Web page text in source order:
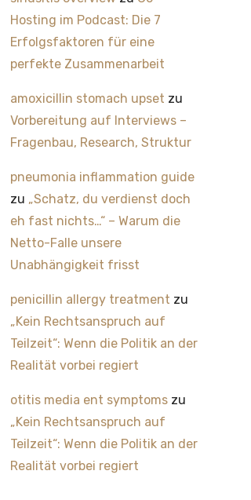
Hosting im Podcast: Die 7
Erfolgsfaktoren für eine
perfekte Zusammenarbeit
amoxicillin stomach upset zu
Vorbereitung auf Interviews –
Fragenbau, Research, Struktur
pneumonia inflammation guide
zu „Schatz, du verdienst doch
eh fast nichts…“ – Warum die
Netto-Falle unsere
Unabhängigkeit frisst
penicillin allergy treatment zu
„Kein Rechtsanspruch auf
Teilzeit“: Wenn die Politik an der
Realität vorbei regiert
otitis media ent symptomszu
„Kein Rechtsanspruch auf
Teilzeit“: Wenn die Politik an der
Realität vorbei regiert